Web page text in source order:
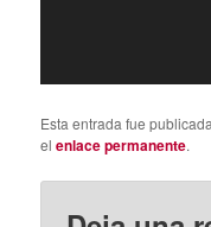
Esta entrada fue
elenlace permanente.